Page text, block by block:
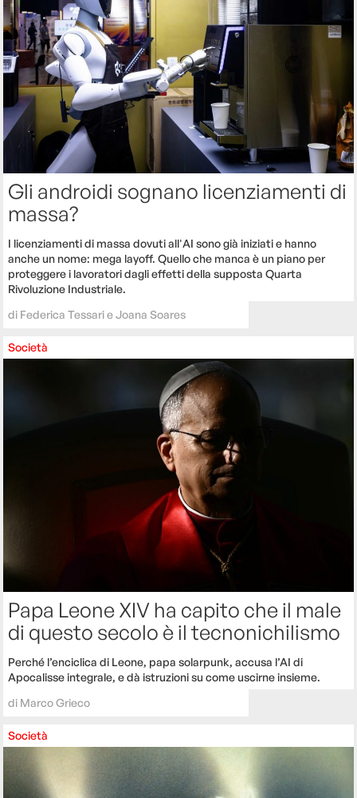
Gli androidi sognano licenziamenti di
massa?
I licenziamenti di massa dovuti all'AI sono già iniziati e hanno
anche un nome: mega layoff. Quello che manca è un piano per
proteggere i lavoratori dagli effetti della supposta Quarta
Rivoluzione Industriale.
di Federica Tessari e Joana Soares
Società
Papa Leone XIV ha capito che il male
di questo secolo è il tecnonichilismo
Perché l’enciclica di Leone, papa solarpunk, accusa l’AI di
Apocalisse integrale, e dà istruzioni su come uscirne insieme.
di Marco Grieco
Società